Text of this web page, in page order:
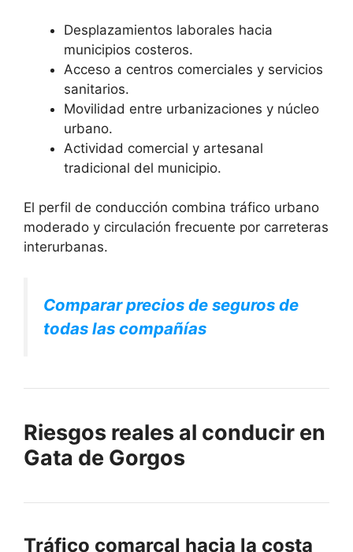
Desplazamientos laborales hacia
municipios costeros.
Acceso a centros comerciales y servicios
sanitarios.
Movilidad entre urbanizaciones y núcleo
urbano.
Actividad comercial y artesanal
tradicional del municipio.
El perfil de conducción combina tráfico urbano
moderado y circulación frecuente por carreteras
interurbanas.
Comparar precios de seguros de
todas las compañías
Riesgos reales al conducir en
Gata de Gorgos
Tráfico comarcal hacia la costa